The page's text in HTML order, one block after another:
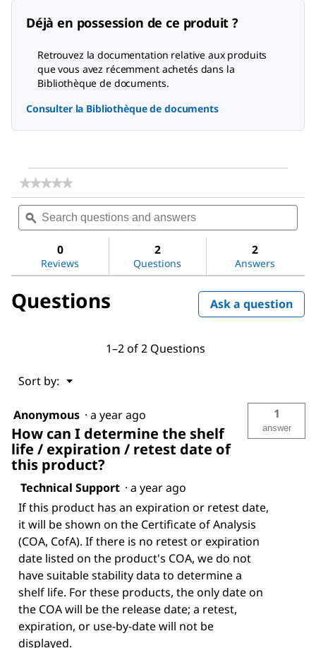
Déjà en possession de ce produit ?
Retrouvez la documentation relative aux produits
que vous avez récemment achetés dans la
Bibliothèque de documents.
Consulter la Bibliothèque de documents
★★★★★
★★★★★
rating
value
for
sulfate
Search
questions
and
ϙ
0
Reviews
2
Questions
2
Answers
Questions Ask a question
1–2 of 2 Questions
Sort by: ▼
Menu
Anonymous · a year ago
How can I determine the shelf
life / expiration / retest date of
this product?
1
answer
Technical Support · a year ago
If this product has an expiration or retest date,
it will be shown on the Certificate of Analysis
(COA, CofA). If there is no retest or expiration
date listed on the product's COA, we do not
have suitable stability data to determine a
shelf life. For these products, the only date on
the COA will be the release date; a retest,
expiration, or use-by-date will not be
displayed.